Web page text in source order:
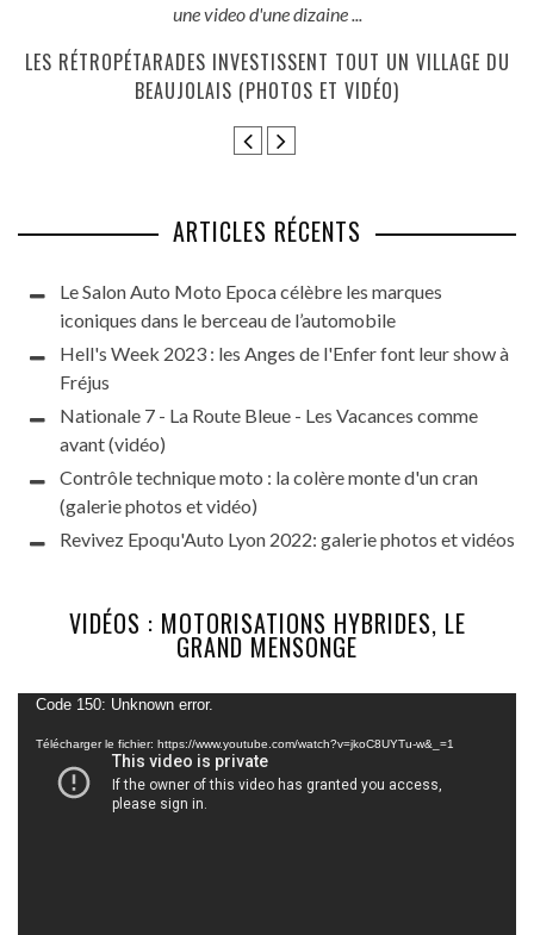
une video d'une dizaine ...
LES RÉTROPÉTARADES INVESTISSENT TOUT UN VILLAGE DU
BEAUJOLAIS (PHOTOS ET VIDÉO)
ARTICLES RÉCENTS
Le Salon Auto Moto Epoca célèbre les marques
iconiques dans le berceau de l’automobile
Hell's Week 2023 : les Anges de l'Enfer font leur show à
Fréjus
Nationale 7 - La Route Bleue - Les Vacances comme
avant (vidéo)
Contrôle technique moto : la colère monte d'un cran
(galerie photos et vidéo)
Revivez Epoqu'Auto Lyon 2022: galerie photos et vidéos
VIDÉOS : MOTORISATIONS HYBRIDES, LE
GRAND MENSONGE
Lecteur
vidéo
Code 150: Unknown error.
Télécharger le fichier: https://www.youtube.com/watch?v=jkoC8UYTu-w&_=1